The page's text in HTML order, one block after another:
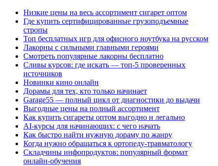
Низкие цены на весь ассортимент сигарет оптом
Где купить сертифицированные грузоподъемные
стропы
Топ бесплатных игр для офисного ноутбука на русском
Лакорны с сильными главными героями
Смотреть популярные лакорны бесплатно
Сливы курсов: где искать — топ-5 проверенных
источников
Новинки кино онлайн
Дорамы для тех, кто только начинает
Garage55 — полный цикл от диагностики до выдачи
Выгодные цены на полный ассортимент
Как купить сигареты оптом выгодно и легально
AI-курсы для начинающих: с чего начать
Как быстро найти нужную дораму по жанру
Когда нужно обращаться к ортопеду-травматологу
Складчины инфопродуктов: популярный формат
онлайн-обучения